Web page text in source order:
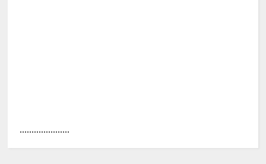
.....................